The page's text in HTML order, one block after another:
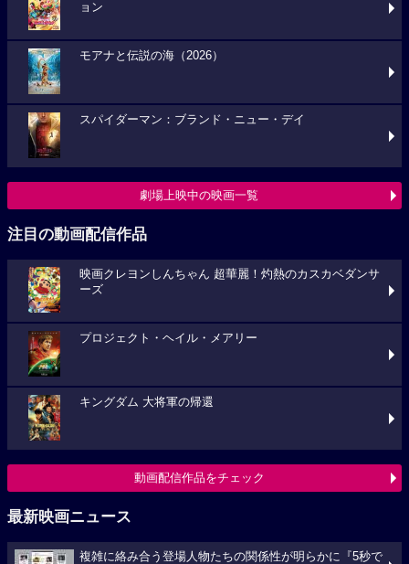
ョン
モアナと伝説の海（2026）
スパイダーマン：ブランド・ニュー・デイ
劇場上映中の映画一覧
注目の動画配信作品
映画クレヨンしんちゃん 超華麗！灼熱のカスカベダンサ
ーズ
プロジェクト・ヘイル・メアリー
キングダム 大将軍の帰還
動画配信作品をチェック
最新映画ニュース
複雑に絡み合う登場人物たちの関係性が明らかに『5秒で